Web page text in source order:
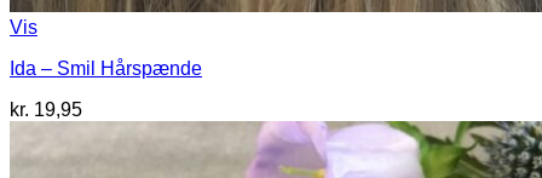
Vis
Ida – Smil Hårspænde
kr. 19,95